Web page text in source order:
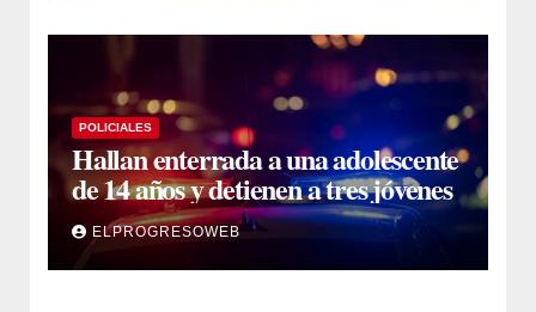
POLICIALES
Hallan enterrada a una adolescente
de 14 años y detienen a tres jóvenes
ELPROGRESOWEB